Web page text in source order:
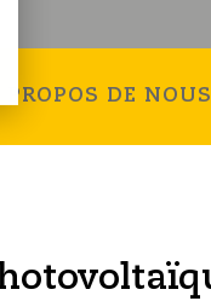
PROPOS DE NOUS